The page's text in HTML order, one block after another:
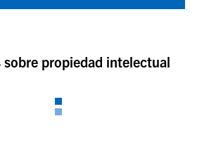
propiedad intelectual